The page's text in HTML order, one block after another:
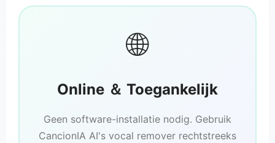
🌐
Online ＆ Toegankelijk
Geen software-installatie nodig. Gebruik
CancionIA AI's vocal remover rechtstreeks